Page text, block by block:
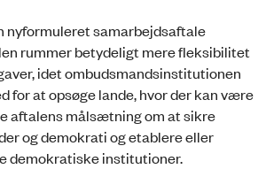
nyformuleret samarbejdsaftale
rummer betydeligt mere fleksibilitet
idet ombudsmandsinstitutionen
for at opsøge lande, hvor der kan være
aftalens målsætning om at sikre
og demokrati og etablere eller
demokratiske institutioner.